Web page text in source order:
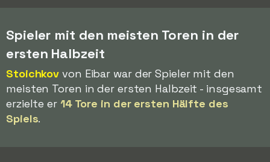
Spieler mit den meisten Toren in der
ersten Halbzeit
Stoichkov von Eibar war der Spieler mit den
meisten Toren in der ersten Halbzeit - insgesamt
erzielte er 14 Tore in der ersten Hälfte des
Spiels.